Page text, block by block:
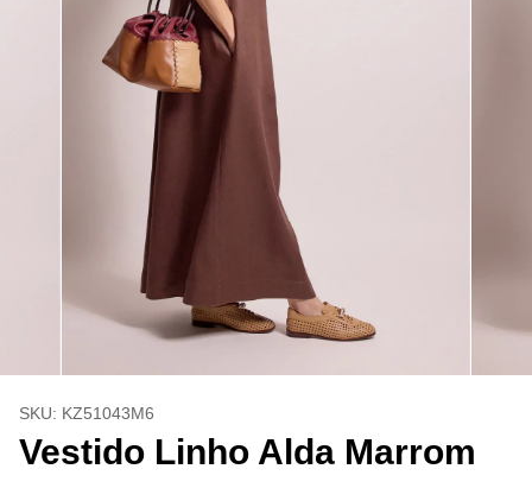
SKU: KZ51043M6
Vestido Linho Alda Marrom